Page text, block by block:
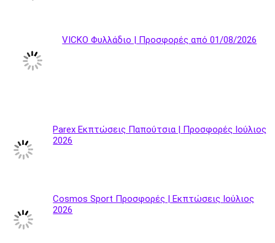
VICKO Φυλλάδιο | Προσφορές από 01/08/2026
Parex Εκπτώσεις Παπούτσια | Προσφορές Ιούλιος
2026
Cosmos Sport Προσφορές | Εκπτώσεις Ιούλιος
2026